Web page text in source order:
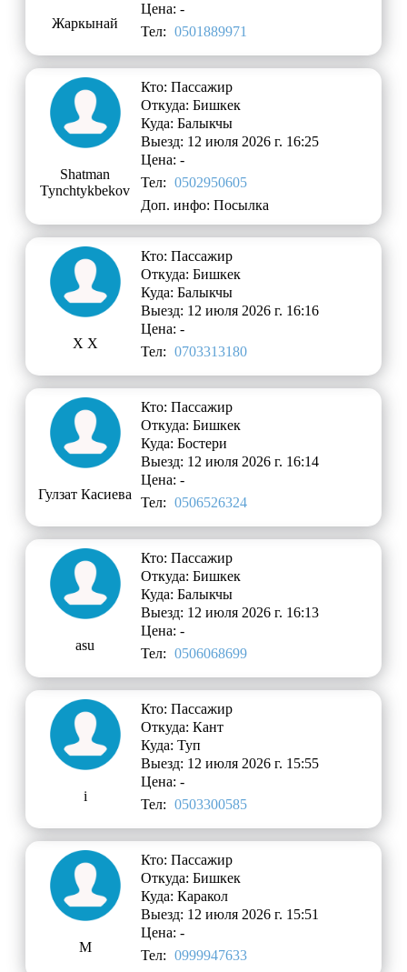
Жаркынай
Цена: -
Тел: 0501889971
Shatman
Tynchtykbekov
Кто: Пассажир
Откуда: Бишкек
Куда: Балыкчы
Выезд: 12 июля 2026 г. 16:25
Цена: -
Тел: 0502950605
Доп. инфо: Посылка
Х Х
Кто: Пассажир
Откуда: Бишкек
Куда: Балыкчы
Выезд: 12 июля 2026 г. 16:16
Цена: -
Тел: 0703313180
Гулзат Касиева
Кто: Пассажир
Откуда: Бишкек
Куда: Бостери
Выезд: 12 июля 2026 г. 16:14
Цена: -
Тел: 0506526324
asu
Кто: Пассажир
Откуда: Бишкек
Куда: Балыкчы
Выезд: 12 июля 2026 г. 16:13
Цена: -
Тел: 0506068699
i
Кто: Пассажир
Откуда: Кант
Куда: Туп
Выезд: 12 июля 2026 г. 15:55
Цена: -
Тел: 0503300585
M
Кто: Пассажир
Откуда: Бишкек
Куда: Каракол
Выезд: 12 июля 2026 г. 15:51
Цена: -
Тел: 0999947633